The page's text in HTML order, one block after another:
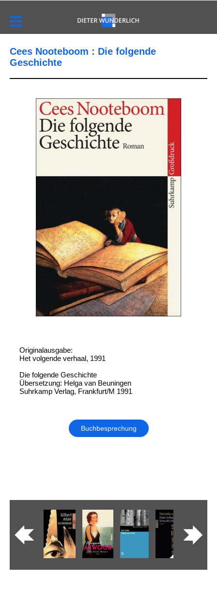
Cees Nooteboom : Die folgende
Geschichte
Originalausgabe:
Het volgende verhaal, 1991
Die folgende Geschichte
Übersetzung: Helga van Beuningen
Suhrkamp Verlag, Frankfurt/M 1991
Buchbesprechung